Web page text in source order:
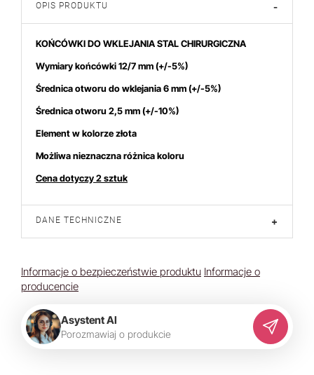
OPIS PRODUKTU -
KOŃCÓWKI DO WKLEJANIA STAL CHIRURGICZNA
Wymiary końcówki 12/7 mm(+/-5%)
Średnica otworu do wklejania 6 mm (+/-5%)
Średnica otworu 2,5 mm(+/-10%)
Element w kolorze złota
Możliwa nieznaczna różnica koloru
Cena dotyczy 2 sztuk
DANE TECHNICZNE +
Informacje o bezpieczeństwie produktu Informacje o
producencie
Asystent AI
Porozmawiaj o produkcie
osób.